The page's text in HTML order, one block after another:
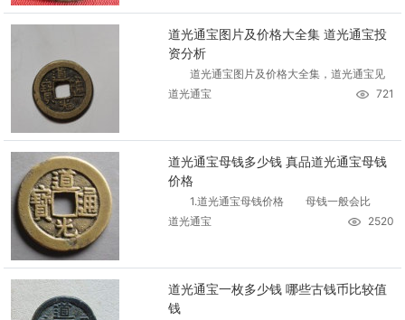
道光通宝图片及价格大全集 道光通宝投
资分析
道光通宝图片及价格大全集，道光通宝见
道光通宝
721
道光通宝母钱多少钱 真品道光通宝母钱
价格
1.道光通宝母钱价格 母钱一般会比
道光通宝
2520
道光通宝一枚多少钱 哪些古钱币比较值
钱